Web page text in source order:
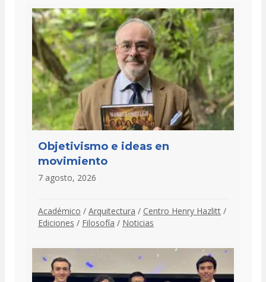
Objetivismo e ideas en
movimiento
7 agosto, 2026
Académico / Arquitectura / Centro Henry Hazlitt /
Ediciones / Filosofía / Noticias